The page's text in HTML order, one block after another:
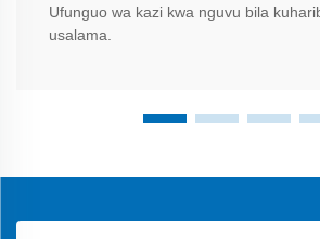
Ufunguo wa kazi kwa nguvu bila
usalama.